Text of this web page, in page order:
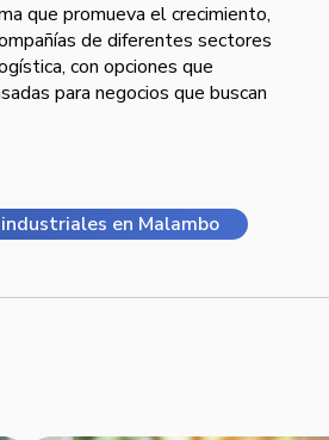
que promueva el crecimiento,
de diferentes sectores
con opciones que
para negocios que buscan
en Malambo